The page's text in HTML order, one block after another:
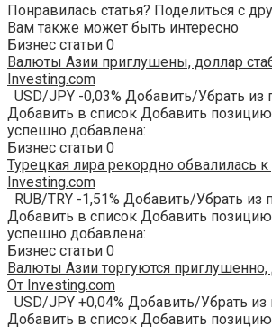
Понравилась статья? Поделиться с
Вам также может быть интересно
Бизнес статьи 0
Валюты Азии приглушены, доллар
Investing.com
USD/JPY -0,03% Добавить/Убрать из
Добавить в список Добавить
успешно добавлена:
Бизнес статьи 0
Турецкая лира рекордно обвалилась
Investing.com
RUB/TRY -1,51% Добавить/Убрать из
Добавить в список Добавить
успешно добавлена:
Бизнес статьи 0
Валюты Азии торгуются приглушенно,
От Investing.com
USD/JPY +0,04% Добавить/Убрать из
Добавить в список Добавить